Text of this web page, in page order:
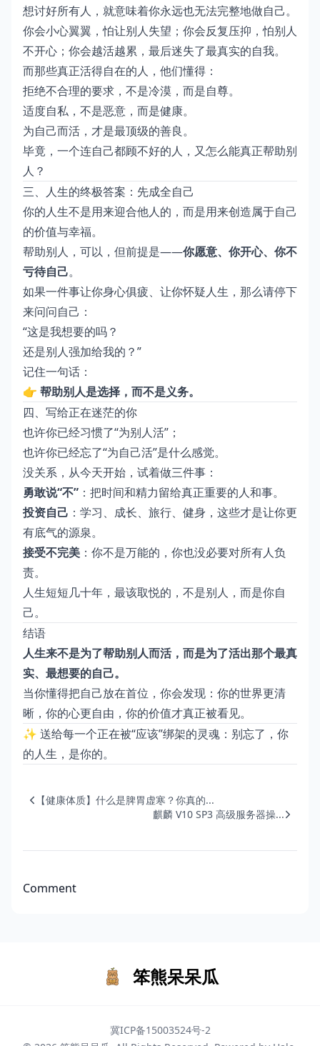
想讨好所有人，就意味着你永远也无法完整地做自己。
你会小心翼翼，怕让别人失望；你会反复压抑，怕别人
不开心；你会越活越累，最后迷失了最真实的自我。
而那些真正活得自在的人，他们懂得：
拒绝不合理的要求，不是冷漠，而是自尊。
适度自私，不是恶意，而是健康。
为自己而活，才是最顶级的善良。
毕竟，一个连自己都顾不好的人，又怎么能真正帮助别
人？
三、人生的终极答案：先成全自己
你的人生不是用来迎合他人的，而是用来创造属于自己
的价值与幸福。
帮助别人，可以，但前提是——你愿意、你开心、你不
亏待自己。
如果一件事让你身心俱疲、让你怀疑人生，那么请停下
来问问自己：
“这是我想要的吗？
还是别人强加给我的？”
记住一句话：
👉 帮助别人是选择，而不是义务。
四、写给正在迷茫的你
也许你已经习惯了“为别人活”；
也许你已经忘了“为自己活”是什么感觉。
没关系，从今天开始，试着做三件事：
勇敢说“不” ：把时间和精力留给真正重要的人和事。
投资自己 ：学习、成长、旅行、健身，这些才是让你更
有底气的源泉。
接受不完美 ：你不是万能的，你也没必要对所有人负
责。
人生短短几十年，最该取悦的，不是别人，而是你自
己。
结语
人生来不是为了帮助别人而活，而是为了活出那个最真
实、最想要的自己。
当你懂得把自己放在首位，你会发现：你的世界更清
晰，你的心更自由，你的价值才真正被看见。
✨ 送给每一个正在被“应该”绑架的灵魂：别忘了，你
的人生，是你的。
【健康体质】什么是脾胃虚寒？你真的...
麒麟 V10 SP3 高级服务器操...
Comment
笨熊呆呆瓜
冀ICP备15003524号-2